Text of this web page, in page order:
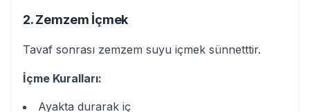
2. Zemzem İçmek
Tavaf sonrası zemzem suyu içmek sünnetttir.
İçme Kuralları:
Ayakta durarak iç